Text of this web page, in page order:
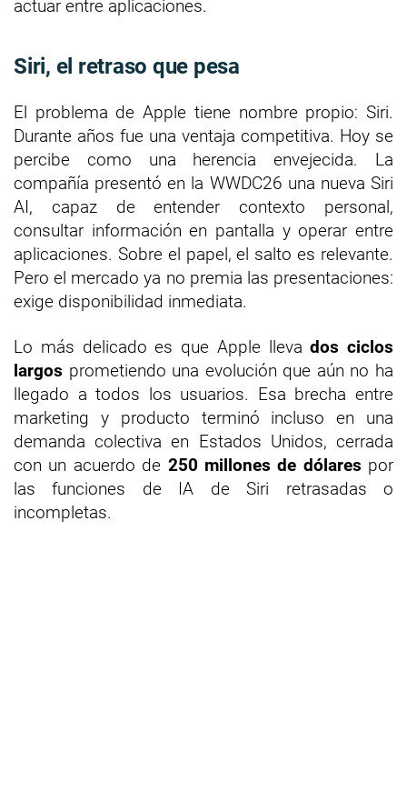
actuar entre aplicaciones.
Siri, el retraso que pesa
El problema de Apple tiene nombre propio: Siri.
Durante años fue una ventaja competitiva. Hoy se
percibe como una herencia envejecida. La
compañía presentó en la WWDC26 una nueva Siri
AI, capaz de entender contexto personal,
consultar información en pantalla y operar entre
aplicaciones. Sobre el papel, el salto es relevante.
Pero el mercado ya no premia las presentaciones:
exige disponibilidad inmediata.
Lo más delicado es que Apple llevados ciclos
largos prometiendo una evolución que aún no ha
llegado a todos los usuarios. Esa brecha entre
marketing y producto terminó incluso en una
demanda colectiva en Estados Unidos, cerrada
con un acuerdo de 250 millones de dólares por
las funciones de IA de Siri retrasadas o
incompletas.